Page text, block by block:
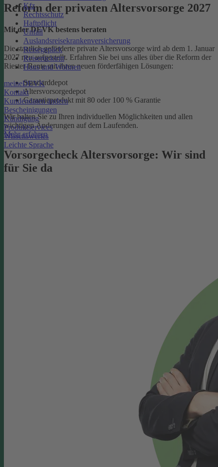
Kfz
Rechtsschutz
Haftpflicht
Unfall
Auslandsreisekrankenversicherung
Reisegepäck
Reiserücktritt
Haus und Wohnen
meineDEVK
Kontakt
Kundendaten ändern
Bescheinigungen
Kündigung
Produktservices
Wissenswertes
Leichte Sprache
Reform der privaten Altersvorsorge 2027
Mit der DEVK bestens beraten
Die staatlich geförderte private Altersvorsorge wird ab dem 1. Januar
2027 neu aufgestellt. Erfahren Sie bei uns alles über die Reform der
Riester-Rente mit ihren neuen förderfähigen Lösungen:
Standarddepot
Altersvorsorgedepot
Garantieprodukt mit 80 oder 100 % Garantie
Wir halten Sie zu Ihren individuellen Möglichkeiten und allen
wichtigen Änderungen auf dem Laufenden.
Mehr erfahren
Vorsorgecheck Altersvorsorge:­ Wir sind
für Sie da